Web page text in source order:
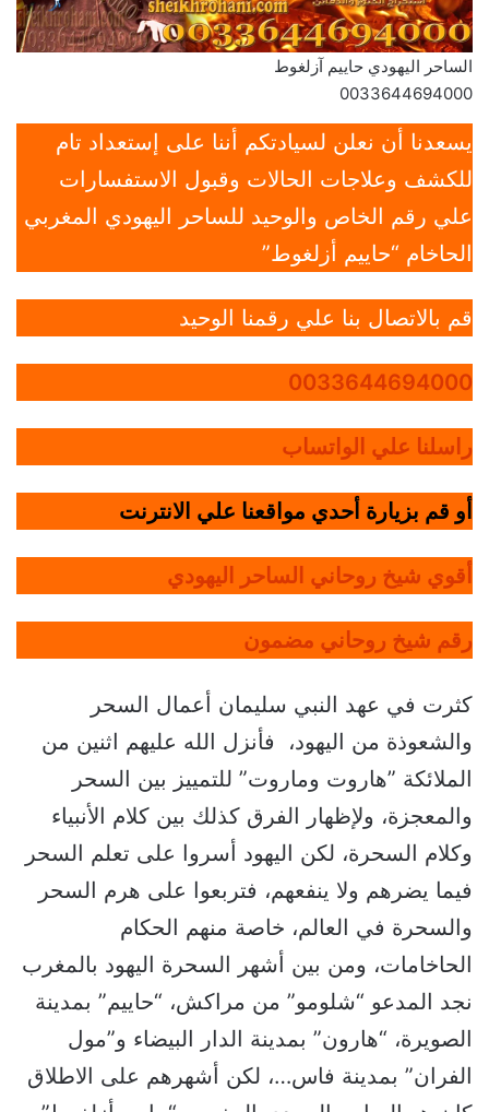
الساحر اليهودي حاييم آزلغوط
0033644694000
يسعدنا أن نعلن لسيادتكم أننا على إستعداد تام
للكشف وعلاجات الحالات وقبول الاستفسارات
علي رقم الخاص والوحيد للساحر اليهودي المغربي
الحاخام “حاييم أزلغوط”
قم بالاتصال بنا علي رقمنا الوحيد
0033644694000
راسلنا علي الواتساب
أو قم بزيارة أحدي مواقعنا علي الانترنت
أقوي شيخ روحاني الساحر اليهودي
رقم شيخ روحاني مضمون
كثرت في عهد النبي سليمان أعمال السحر
والشعوذة من اليهود، فأنزل الله عليهم اثنين من
الملائكة ”هاروت وماروت” للتمييز بين السحر
والمعجزة، ولإظهار الفرق كذلك بين كلام الأنبياء
وكلام السحرة، لكن اليهود أسروا على تعلم السحر
فيما يضرهم ولا ينفعهم، فتربعوا على هرم السحر
والسحرة في العالم، خاصة منهم الحكام
الحاخامات، ومن بين أشهر السحرة اليهود بالمغرب
نجد المدعو “شلومو” من مراكش، “حاييم” بمدينة
الصويرة، “هارون” بمدينة الدار البيضاء و”مول
الفران” بمدينة فاس…، لكن أشهرهم على الاطلاق